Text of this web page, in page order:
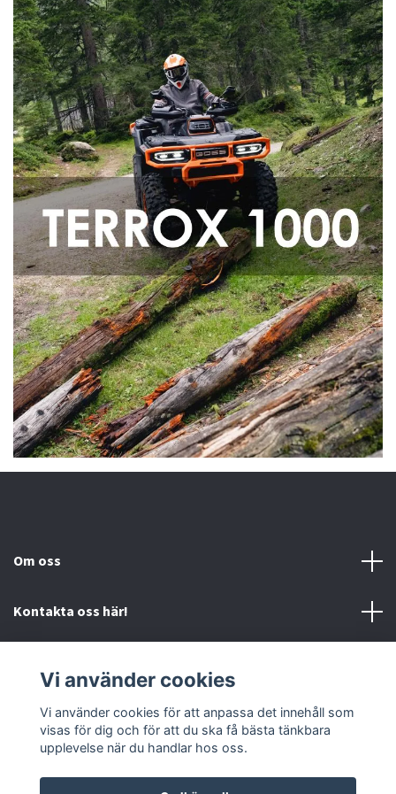
Om oss
Kontakta oss här!
Sociala medier
Vi använder cookies
Vi använder cookies för att anpassa det innehåll som
visas för dig och för att du ska få bästa tänkbara
upplevelse när du handlar hos oss.